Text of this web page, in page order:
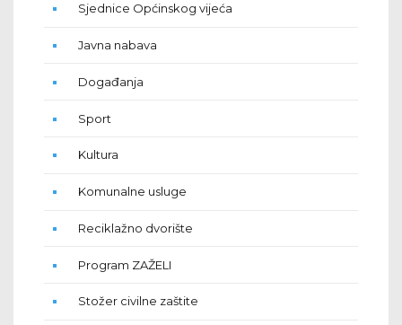
Sjednice Općinskog vijeća
Javna nabava
Događanja
Sport
Kultura
Komunalne usluge
Reciklažno dvorište
Program ZAŽELI
Stožer civilne zaštite